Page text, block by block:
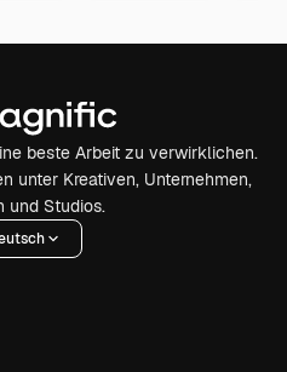
beste Arbeit zu verwirklichen.
unter Kreativen, Unternehmen,
und Studios.